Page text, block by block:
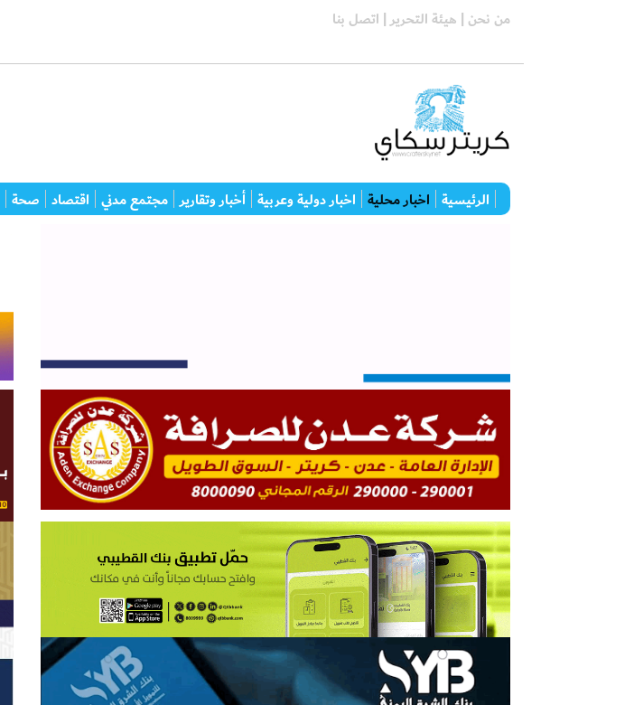
من نحن | هيئة التحرير | اتصل بنا
الرئيسية اخبار محلية اخبار دولية وعربية أخبار وتقارير مجتمع مدني اقتصاد صحة